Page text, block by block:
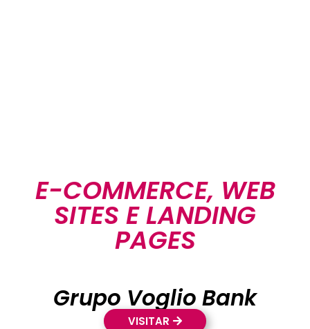
E-COMMERCE, WEB
SITES E LANDING
PAGES
Grupo Voglio Bank
VISITAR